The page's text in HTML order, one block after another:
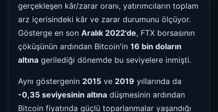
gerçekleşen kâr/zarar oranı, yatırımcıların toplam
arz içerisindeki kâr ve zarar durumunu ölçüyor.
Gösterge en son Aralık 2022'de, FTX borsasının
çöküşünün ardından Bitcoin'in 16 bin doların
altına gerilediği dönemde bu seviyelere inmişti.
Aynı göstergenin 2015 ve 2019 yıllarında da
-0,35 seviyesinin altına düşmesinin ardından
Bitcoin fiyatında güçlü toparlanmalar yaşandığı